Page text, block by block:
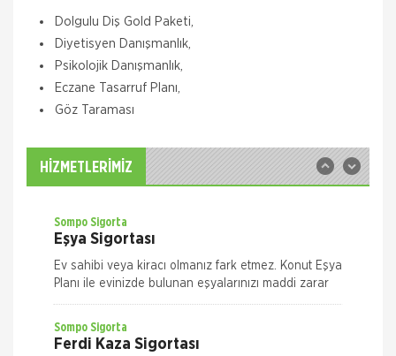
Dolgulu Diş Gold Paketi,
Diyetisyen Danışmanlık,
Psikolojik Danışmanlık,
Eczane Tasarruf Planı,
Göz Taraması
HİZMETLERİMİZ
Zorunlu Deprem Sigortası
olacağı maddi zararlar ile deprem sonucu meydana
gelecek yangın, patlama, tsunami ve yer kayması
hasarlarını teminat altına almak istiyorsanız Das
Sompo Sigorta
İş Yeriniz Sompo Japan ile Güvence Altında! İş Yeri
Sompo Sigorta
Eşya Sigortası
Ev sahibi veya kiracı olmanız fark etmez. Konut Eşya
Planı ile evinizde bulunan eşyalarınızı maddi zarar
ve risklere karşı size en uygun plan alternatifini
Sompo Sigorta
Ferdi Kaza Sigortası